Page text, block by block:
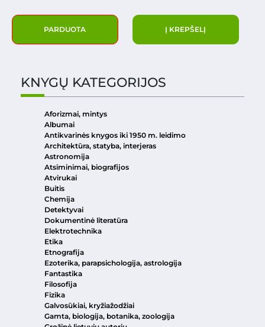
PARDUOTA Į KREPŠELĮ
KNYGŲ KATEGORIJOS
Aforizmai, mintys
Albumai
Antikvarinės knygos iki 1950 m. leidimo
Architektūra, statyba, interjeras
Astronomija
Atsiminimai, biografijos
Atvirukai
Buitis
Chemija
Detektyvai
Dokumentinė literatūra
Elektrotechnika
Etika
Etnografija
Ezoterika, parapsichologija, astrologija
Fantastika
Filosofija
Fizika
Galvosūkiai, kryžiažodžiai
Gamta, biologija, botanika, zoologija